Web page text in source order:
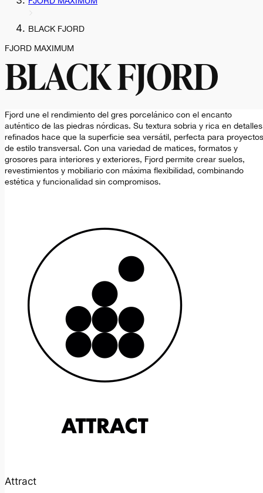
BLACK FJORD
FJORD MAXIMUM
BLACK FJORD
Fjord une el rendimiento del gres porcelánico con el encanto
auténtico de las piedras nórdicas. Su textura sobria y rica en detalles
refinados hace que la superficie sea versátil, perfecta para proyectos
de estilo transversal. Con una variedad de matices, formatos y
grosores para interiores y exteriores, Fjord permite crear suelos,
revestimientos y mobiliario con máxima flexibilidad, combinando
estética y funcionalidad sin compromisos.
Attract